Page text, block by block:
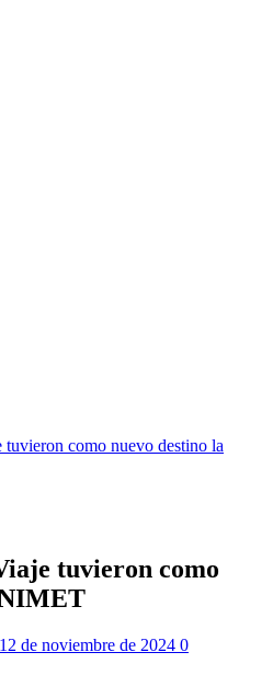
como nuevo destino la
tuvieron como
12 de noviembre de 2024 0